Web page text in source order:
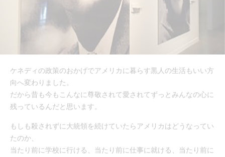
ケネディの政策のおかげでアメリカに暮らす黒人の生活もいい方
向へ変わりました。
だから昔も今もこんなに尊敬されて愛されてずっとみんなの心に
残っているんだと思います。
もしも殺されずに大統領を続けていたらアメリカはどうなってい
たのか、
当たり前に学校に行ける、当たり前に仕事に就ける、当たり前に